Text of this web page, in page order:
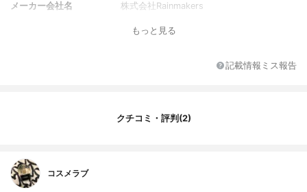
メーカー会社名 株式会社Rainmakers
もっと見る
記載情報ミス報告
クチコミ・評判(2)
コスメラブ